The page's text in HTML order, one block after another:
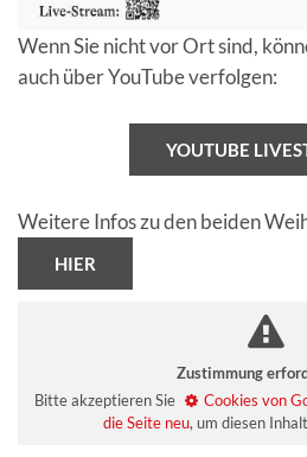
Wenn Sie nicht vor Ort sind,
auch über YouTube verfolgen:
YOUTUBE
Weitere Infos zu den beiden
HIER
Zustimmung
Bitte akzeptieren Sie
Cookies von
die Seite neu, um diesen